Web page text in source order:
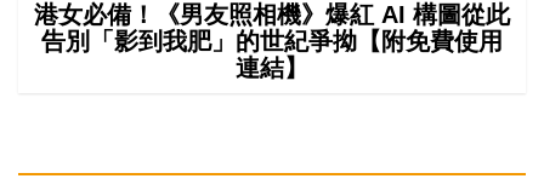
港女必備！《男友照相機》爆紅 AI 構圖從此
告別「影到我肥」的世紀爭拗【附免費使用
連結】